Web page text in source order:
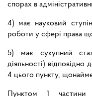
спорах в
4) має науковий
роботи у сфері права
5) має сукупний
діяльності) відповідно
4 цього пункту,
Пунктом 1 частини